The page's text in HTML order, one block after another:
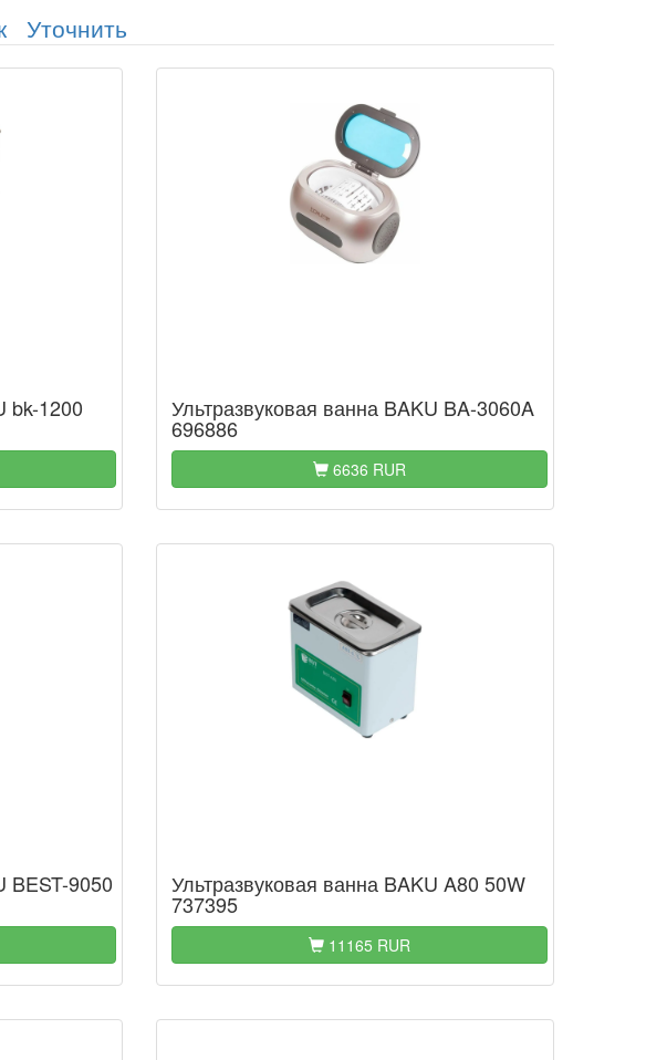
Уточнить
bk-1200 Ультразвуковая ванна BAKU BA-3060A
696886
6636 RUR
BEST-9050 Ультразвуковая ванна BAKU A80 50W
737395
11165 RUR